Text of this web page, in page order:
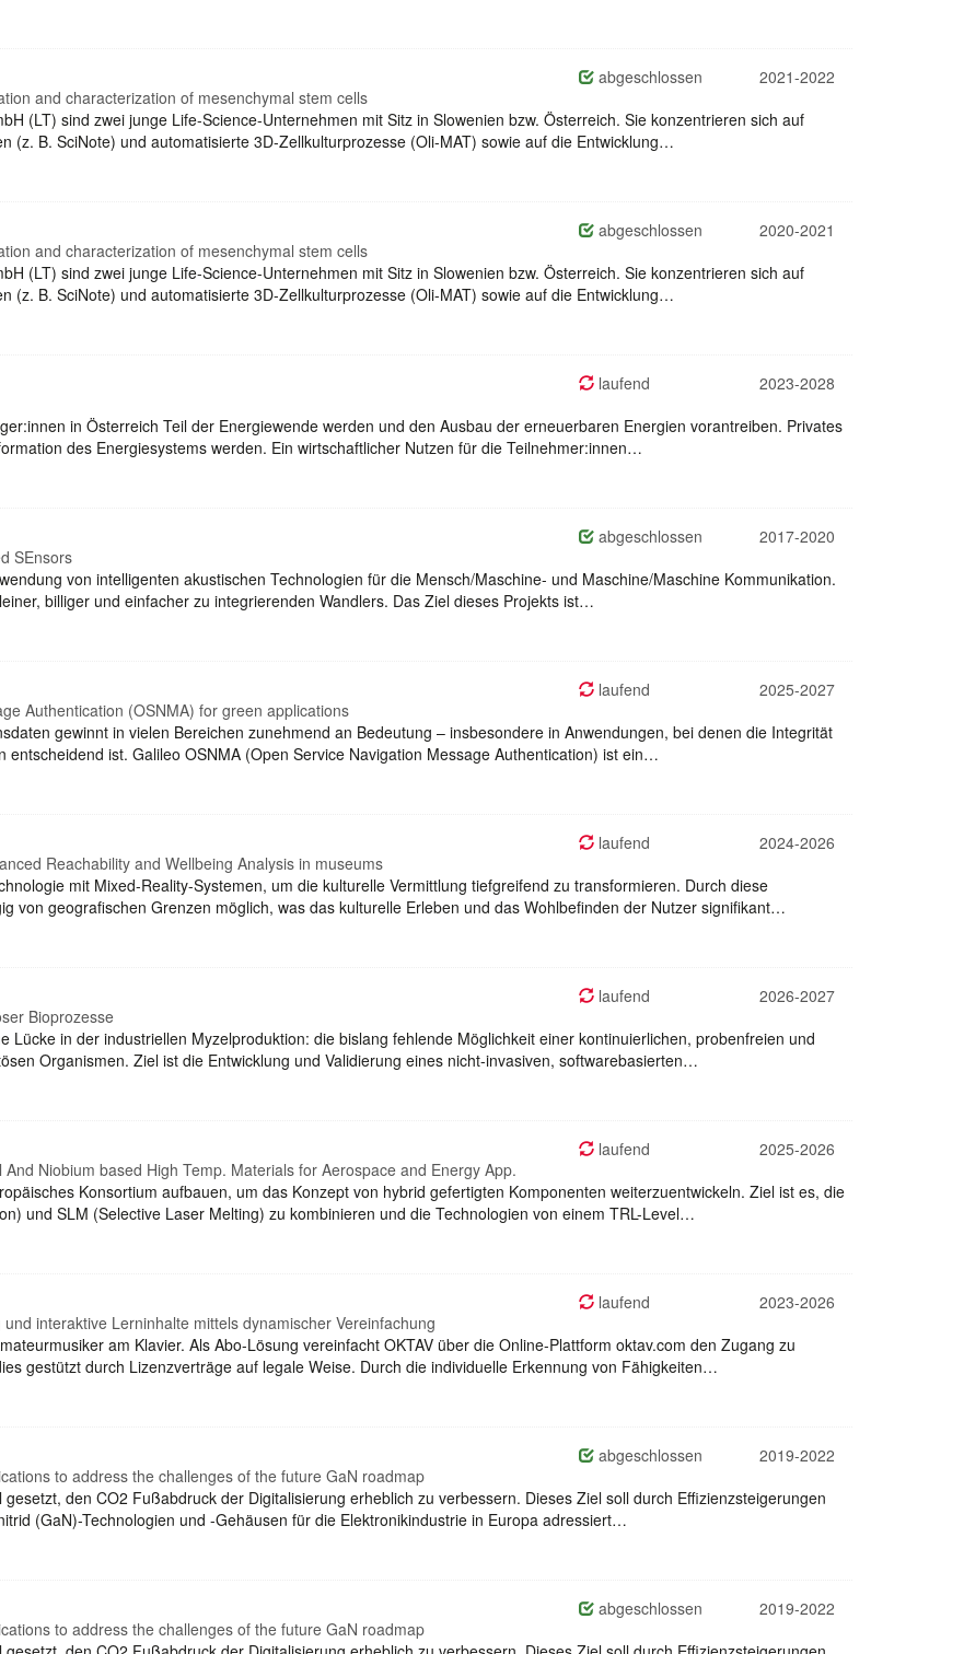
abgeschlossen
2021-2022
and characterization of mesenchymal stem cells
(LT) sind zwei junge Life-Science-Unternehmen mit Sitz in Slowenien bzw. Österreich. Sie konzentrieren sich auf
(z. B. SciNote) und automatisierte 3D-Zellkulturprozesse (Oli-MAT) sowie auf die Entwicklung…
abgeschlossen
2020-2021
and characterization of mesenchymal stem cells
(LT) sind zwei junge Life-Science-Unternehmen mit Sitz in Slowenien bzw. Österreich. Sie konzentrieren sich auf
(z. B. SciNote) und automatisierte 3D-Zellkulturprozesse (Oli-MAT) sowie auf die Entwicklung…
laufend
2023-2028
in Österreich Teil der Energiewende werden und den Ausbau der erneuerbaren Energien vorantreiben. Privates
des Energiesystems werden. Ein wirtschaftlicher Nutzen für die Teilnehmer:innen…
abgeschlossen
2017-2020
SEnsors
von intelligenten akustischen Technologien für die Mensch/Maschine- und Maschine/Maschine Kommunikation.
billiger und einfacher zu integrierenden Wandlers. Das Ziel dieses Projekts ist…
laufend
2025-2027
Authentication (OSNMA) for green applications
gewinnt in vielen Bereichen zunehmend an Bedeutung – insbesondere in Anwendungen, bei denen die Integrität
ist. Galileo OSNMA (Open Service Navigation Message Authentication) ist ein…
laufend
2024-2026
Reachability and Wellbeing Analysis in museums
mit Mixed-Reality-Systemen, um die kulturelle Vermittlung tiefgreifend zu transformieren. Durch diese
von geografischen Grenzen möglich, was das kulturelle Erleben und das Wohlbefinden der Nutzer signifikant…
laufend
2026-2027
Bioprozesse
Lücke in der industriellen Myzelproduktion: die bislang fehlende Möglichkeit einer kontinuierlichen, probenfreien und
Organismen. Ziel ist die Entwicklung und Validierung eines nicht-invasiven, softwarebasierten…
laufend
2025-2026
Niobium based High Temp. Materials for Aerospace and Energy App.
Konsortium aufbauen, um das Konzept von hybrid gefertigten Komponenten weiterzuentwickeln. Ziel ist es, die
und SLM (Selective Laser Melting) zu kombinieren und die Technologien von einem TRL-Level…
laufend
2023-2026
interaktive Lerninhalte mittels dynamischer Vereinfachung
am Klavier. Als Abo-Lösung vereinfacht OKTAV über die Online-Plattform oktav.com den Zugang zu
gestützt durch Lizenzverträge auf legale Weise. Durch die individuelle Erkennung von Fähigkeiten…
abgeschlossen
2019-2022
to address the challenges of the future GaN roadmap
den CO2 Fußabdruck der Digitalisierung erheblich zu verbessern. Dieses Ziel soll durch Effizienzsteigerungen
(GaN)-Technologien und -Gehäusen für die Elektronikindustrie in Europa adressiert…
abgeschlossen
2019-2022
to address the challenges of the future GaN roadmap